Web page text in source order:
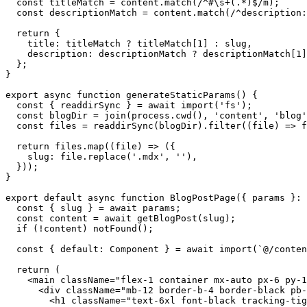
  const titleMatch = content.match(/^#\s+(.*)$/m);
const descriptionMatch = content.match(/
  return {
    title: titleMatch ? titleMatch[1] : slug,
description: descriptionMatch ?
  };
}
export async function generateStaticParams() {
  const { readdirSync } = await import('fs');
const blogDir = join(process.cwd(), 'content',
const files = readdirSync(blogDir).filter((file) =>
  return files.map((file) => ({
    slug: file.replace('.mdx', ''),
  }));
}
export default async function BlogPostPage({ params }:
  const { slug } = await params;
  const content = await getBlogPost(slug);
  if (!content) notFound();
const { default: Component } = await import(`@/
  return (
<main className="flex-1 container mx-auto px-6 py-
<div className="mb-12 border-b-4 border-black
<h1 className="text-6xl font-black tracking-